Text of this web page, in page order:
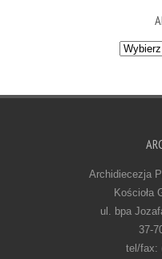
Archidiecezja
Kościoła
ul. bpa
37-
tel/fax: